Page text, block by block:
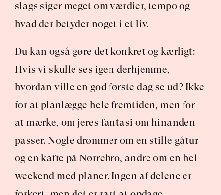
slags siger meget om værdier, tempo og
hvad der betyder noget i et liv.
Du kan også gøre det konkret og kærligt:
Hvis vi skulle ses igen derhjemme,
hvordan ville en god første dag se ud? Ikke
for at planlægge hele fremtiden, men for
at mærke, om jeres fantasi om hinanden
passer. Nogle drømmer om en stille gåtur
og en kaffe på Nørrebro, andre om en hel
weekend med planer. Ingen af delene er